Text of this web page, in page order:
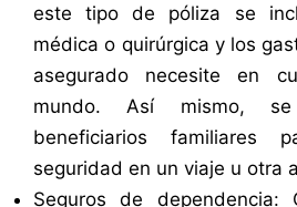
este tipo de póliza se
médica o quirúrgica y los
asegurado necesite en
mundo. Así mismo,
beneficiarios familiares
seguridad en un viaje u otra
Seguros de dependencia: